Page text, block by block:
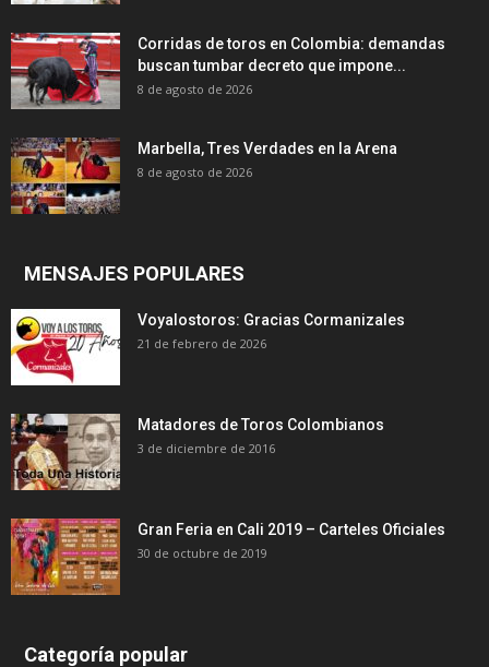
Corridas de toros en Colombia: demandas
buscan tumbar decreto que impone...
8 de agosto de 2026
Marbella, Tres Verdades en la Arena
8 de agosto de 2026
MENSAJES POPULARES
Voyalostoros: Gracias Cormanizales
21 de febrero de 2026
Matadores de Toros Colombianos
3 de diciembre de 2016
Gran Feria en Cali 2019 – Carteles Oficiales
30 de octubre de 2019
Categoría popular